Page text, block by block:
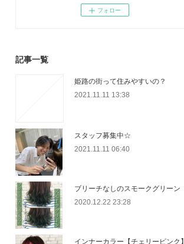
フォロー
記事一覧
姫路の街って住みやすいの？
2021.11.11 13:38
スタッフ募集中☆
2021.11.11 06:40
ブリーチなしのスモークグリーン
2020.12.22 23:28
インナーカラー【チェリーピンク】